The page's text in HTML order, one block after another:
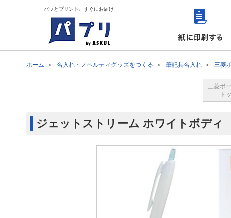
パッとプリント、すぐにお届け
ホーム 名入れ・ノベルティグッズをつくる 筆記具名入れ 三菱
三菱ボ
ト
ジェットストリーム ホワイトボデ